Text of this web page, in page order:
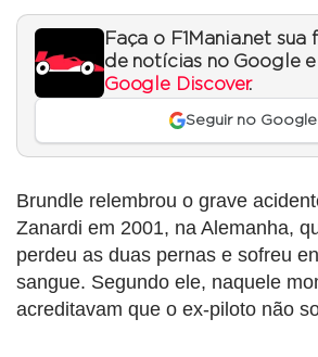
Faça o F1Mania.net
de notícias no Google
Google Discover.
Seguir no Google
Brundle relembrou o grave
Zanardi em 2001, na Alemanha,
perdeu as duas pernas e sofreu
sangue. Segundo ele, naquele
acreditavam que o ex-piloto não